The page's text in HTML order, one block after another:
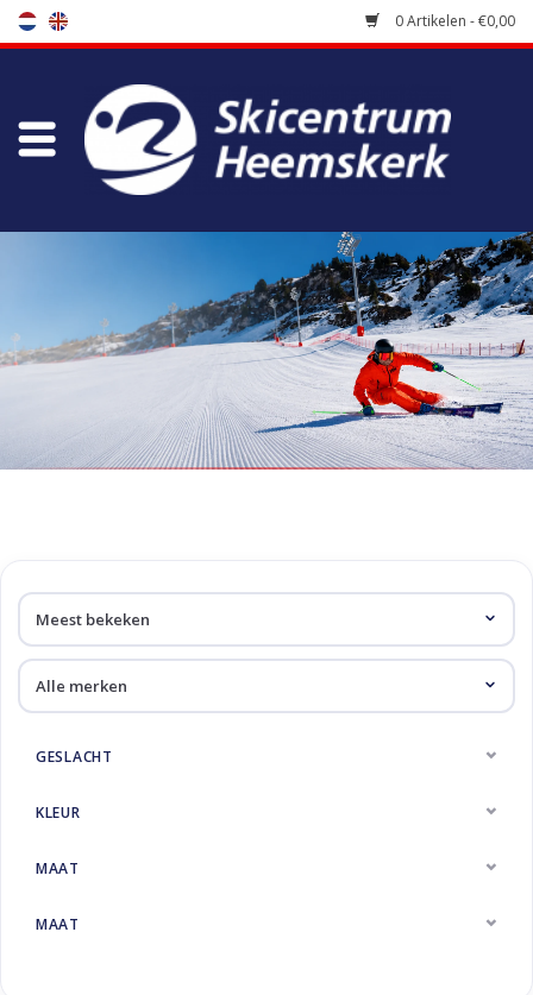
0 Artikelen - €0,00
Winkel
Onderhoud
Koopgidsen
GESLACHT
KLEUR
MAAT
MAAT